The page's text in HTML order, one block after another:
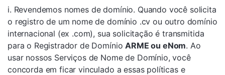
i. Revendemos nomes de domínio. Quando você solicita
o registro de um nome de domínio .cv ou outro domínio
internacional (ex .com), sua solicitação é transmitida
para o Registrador de DomínioARME ou eNom. Ao
usar nossos Serviços de Nome de Domínio, você
concorda em ficar vinculado a essas políticas e